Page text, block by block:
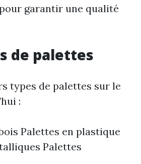
garantir une qualité
de palettes
types de palettes sur le
:
Palettes en plastique
Palettes